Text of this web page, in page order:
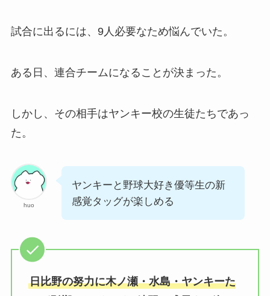
試合に出るには、9人必要なため悩んでいた。
ある日、連合チームになることが決まった。
しかし、その相手はヤンキー校の生徒たちであっ
た。
huo
ヤンキーと野球大好き優等生の新
感覚タッグが楽しめる
日比野の努力に木ノ瀬・水島・ヤンキーた